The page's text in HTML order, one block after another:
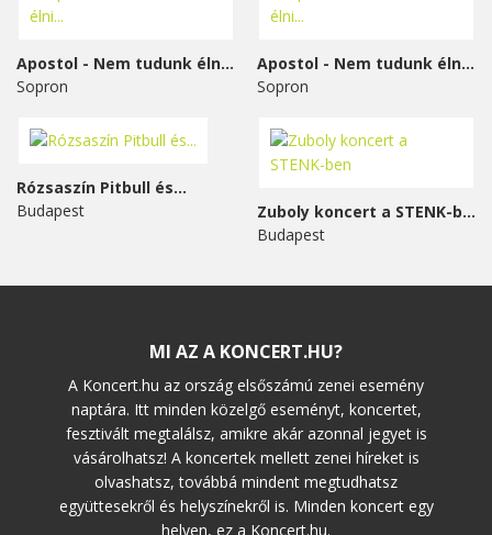
Apostol - Nem tudunk élni...
Sopron
Apostol - Nem tudunk élni...
Sopron
Rózsaszín Pitbull és...
Budapest
Zuboly koncert a STENK-ben
Budapest
MI AZ A KONCERT.HU?
A Koncert.hu az ország elsőszámú zenei esemény
naptára. Itt minden közelgő eseményt, koncertet,
fesztivált megtalálsz, amikre akár azonnal jegyet is
vásárolhatsz! A koncertek mellett zenei híreket is
olvashatsz, továbbá mindent megtudhatsz
együttesekről és helyszínekről is. Minden koncert egy
helyen, ez a Koncert.hu.